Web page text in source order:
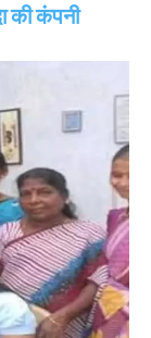
की कंपनी